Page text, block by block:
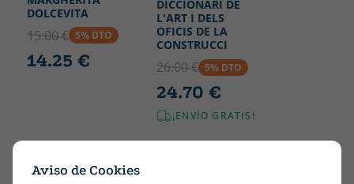
Aviso de Cookies
DOLCEVITA
15.00 € 5% DTO
14.25 €
DICCIONARI DE
L'ART I DELS
OFICIS DE LA
CONSTRUCCI
26.00 € 5% DTO
24.70 €
¡ENVÍO GRATIS!